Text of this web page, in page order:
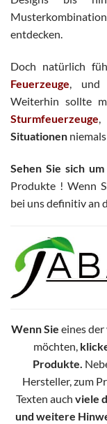
entdecken.
Doch natürlich
Feuerzeuge, und
Weiterhin sollte
Sturmfeuerzeuge,
Situationen
Sehen Sie sich um
Produkte ! Wenn
bei uns definitiv an
Wenn Sie eines
möchten,
Produkte.
Hersteller, zum
Texten auch viele
und weitere